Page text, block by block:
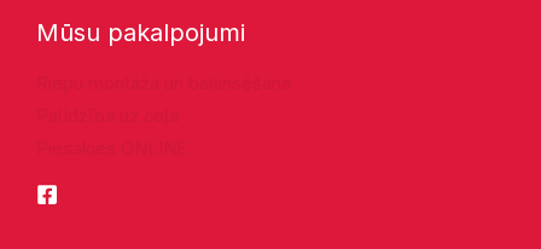
Mūsu pakalpojumi